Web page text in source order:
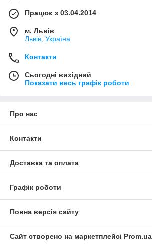
Працює з 03.04.2014
м. Львів
Львів, Україна
Контакти
Сьогодні вихідний
Показати весь графік роботи
Про нас
Контакти
Доставка та оплата
Графік роботи
Повна версія сайту
Сайт створено на маркетплейсі Prom.ua